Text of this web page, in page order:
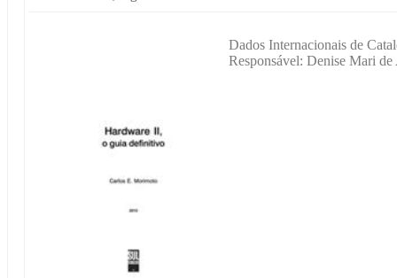
Dados Internacionais de
Responsável: Denise Mari